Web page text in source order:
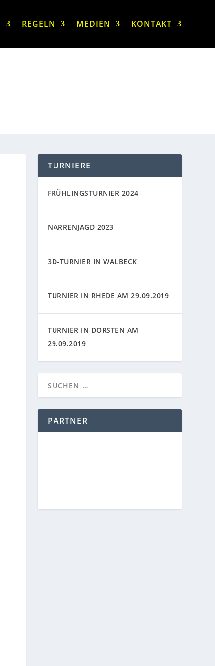
REGELN MEDIEN KONTAKT
TURNIERE
FRÜHLINGSTURNIER 2024
NARRENJAGD 2023
3D-TURNIER IN WALBECK
TURNIER IN RHEDE AM 29.09.2019
TURNIER IN DORSTEN AM
29.09.2019
PARTNER